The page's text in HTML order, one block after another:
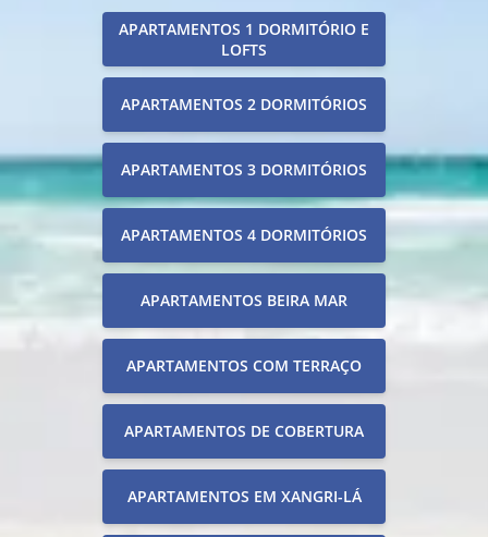
APARTAMENTOS 1 DORMITÓRIO E
LOFTS
APARTAMENTOS 2 DORMITÓRIOS
APARTAMENTOS 3 DORMITÓRIOS
APARTAMENTOS 4 DORMITÓRIOS
APARTAMENTOS BEIRA MAR
APARTAMENTOS COM TERRAÇO
APARTAMENTOS DE COBERTURA
APARTAMENTOS EM XANGRI-LÁ